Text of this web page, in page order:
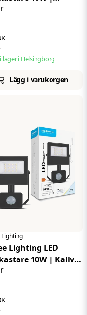
4000K | IP54 |
lager i Helsingborg
Lägg i varukorgen
Lighting
Lighting LED
10W | Kallvit
| IP54 | + sensor